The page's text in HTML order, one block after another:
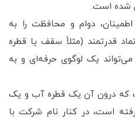
شده است.
دوام و محافظت را به
قدرتمند (مثلاً سقف یا قطره
یک لوگوی حرفه‌ای و به
که درون آن یک قطره آب و یک
است، در کنار نام شرکت با